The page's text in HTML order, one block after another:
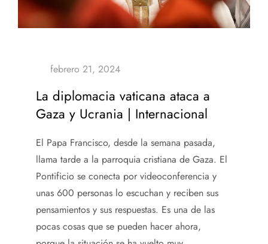
La diplomacia vaticana ataca a
Gaza y Ucrania | Internacional
El Papa Francisco, desde la semana pasada,
llama tarde a la parroquia cristiana de Gaza. El
Pontificio se conecta por videoconferencia y
unas 600 personas lo escuchan y reciben sus
pensamientos y sus respuestas. Es una de las
pocas cosas que se pueden hacer ahora,